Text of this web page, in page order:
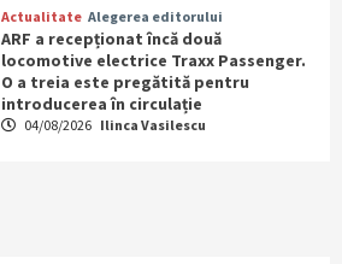
Actualitate Alegerea editorului
ARF a recepționat încă două
locomotive electrice Traxx Passenger.
O a treia este pregătită pentru
introducerea în circulație
04/08/2026 Ilinca Vasilescu